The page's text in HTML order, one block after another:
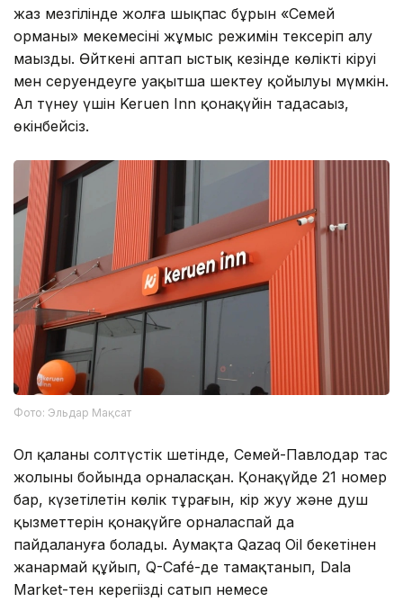
жаз мезгілінде жолға шықпас бұрын «Семей
орманы» мекемесінің жұмыс режимін тексеріп алу
маңызды. Өйткені аптап ыстық кезінде көліктің кіруі
мен серуендеуге уақытша шектеу қойылуы мүмкін.
Ал түнеу үшін Keruen Inn қонақүйін таңдасаңыз,
өкінбейсіз.
Фото: Эльдар Мақсат
Ол қаланың солтүстік шетінде, Семей-Павлодар тас
жолының бойында орналасқан. Қонақүйде 21 номер
бар, күзетілетін көлік тұрағын, кір жуу және душ
қызметтерін қонақүйге орналаспай да
пайдалануға болады. Аумақта Qazaq Oil бекетінен
жанармай құйып, Q-Café-де тамақтанып, Dala
Market-тен керегіңізді сатып немесе